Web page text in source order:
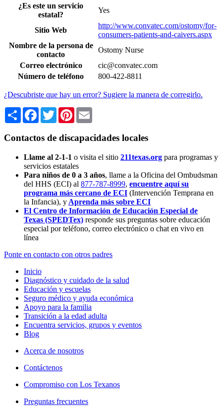
¿Es este un servicio
estatal?
Yes
Sitio Web
http://www.convatec.com/ostomy/for-
consumers-patients-and-caivers.aspx
Nombre de la persona de
contacto
Ostomy Nurse
Correo electrónico
cic@convatec.com
Número de teléfono
800-422-8811
¿Descubriste que hay un error? Sugiere la manera de corregirlo.
Share Facebook
TwitterPinterest
Contactos de discapacidades locales
Llame al 2-1-1 o visita el sitio 211texas.org para programas y
servicios estatales
Para niños de 0 a 3 años, llame a la Oficina del Ombudsman
del HHS (ECI) al 877-787-8999, encuentre aquí su
programa más cercano de ECI (Intervención Temprana en
la Infancia), y Aprenda más sobre ECI
El Centro de Información de Educación Especial de
Texas (SPEDTex) responde sus preguntas sobre educación
especial por teléfono, correo electrónico o chat en vivo en
línea
Ponte en contacto con otros padres
Inicio
Diagnóstico y cuidado de la salud
Educación y escuelas
Seguro médico y ayuda económica
Apoyo para la familia
Transición a la edad adulta
Encuentra servicios, grupos y eventos
Blog
Acerca de nosotros
Contáctenos
Compromiso con Los Texanos
Preguntas frecuentes